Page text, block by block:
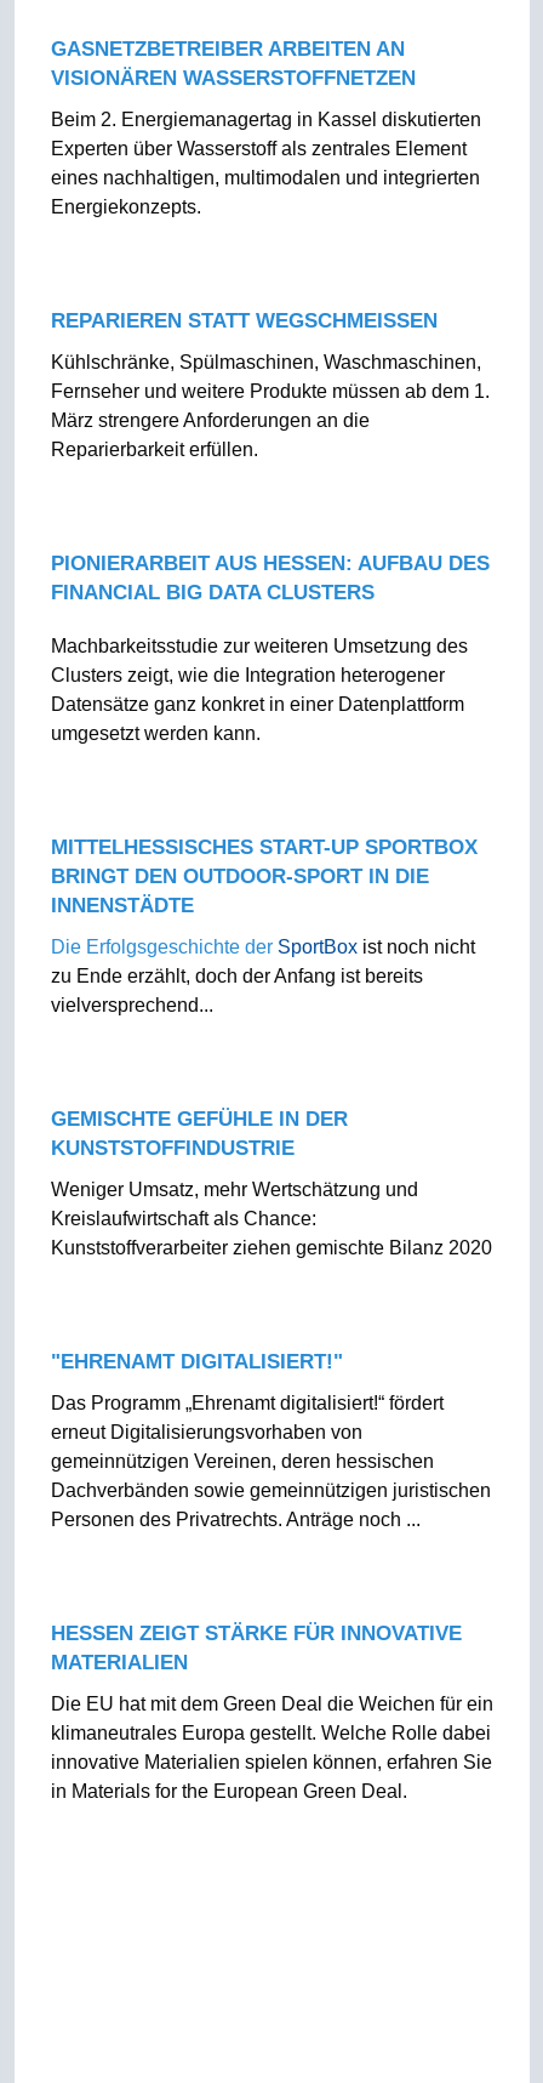
GASNETZBETREIBER ARBEITEN AN
VISIONÄREN WASSERSTOFFNETZEN
Beim 2. Energiemanagertag in Kassel diskutierten
Experten über Wasserstoff als zentrales Element
eines nachhaltigen, multimodalen und integrierten
Energiekonzepts.
REPARIEREN STATT WEGSCHMEISSEN
Kühlschränke, Spülmaschinen, Waschmaschinen,
Fernseher und weitere Produkte müssen ab dem 1.
März strengere Anforderungen an die
Reparierbarkeit erfüllen.
PIONIERARBEIT AUS HESSEN: AUFBAU DES
FINANCIAL BIG DATA CLUSTERS
Machbarkeitsstudie zur weiteren Umsetzung des
Clusters zeigt, wie die Integration heterogener
Datensätze ganz konkret in einer Datenplattform
umgesetzt werden kann.
MITTELHESSISCHES START-UP SPORTBOX
BRINGT DEN OUTDOOR-SPORT IN DIE
INNENSTÄDTE
Die Erfolgsgeschichte der SportBoxist noch nicht
zu Ende erzählt, doch der Anfang ist bereits
vielversprechend...
GEMISCHTE GEFÜHLE IN DER
KUNSTSTOFFINDUSTRIE
Weniger Umsatz, mehr Wertschätzung und
Kreislaufwirtschaft als Chance:
Kunststoffverarbeiter ziehen gemischte Bilanz 2020
"EHRENAMT DIGITALISIERT!"
Das Programm „Ehrenamt digitalisiert!“ fördert
erneut Digitalisierungsvorhaben von
gemeinnützigen Vereinen, deren hessischen
Dachverbänden sowie gemeinnützigen juristischen
Personen des Privatrechts. Anträge noch ...
HESSEN ZEIGT STÄRKE FÜR INNOVATIVE
MATERIALIEN
Die EU hat mit dem Green Deal die Weichen für ein
klimaneutrales Europa gestellt. Welche Rolle dabei
innovative Materialien spielen können, erfahren Sie
in Materials for the European Green Deal.